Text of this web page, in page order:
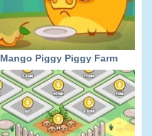
Mango Piggy Piggy Farm